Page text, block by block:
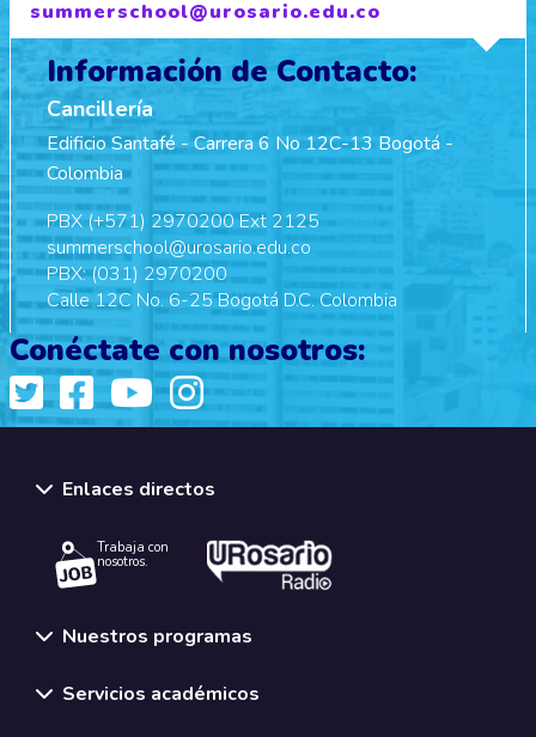
summerschool@urosario.edu.co
Información de Contacto:
Cancillería
Edificio Santafé - Carrera 6 No 12C-13 Bogotá -
Colombia
PBX (+571) 2970200 Ext 2125
summerschool@urosario.edu.co
PBX: (031) 2970200
Calle 12C No. 6-25 Bogotá D.C. Colombia
Conéctate con nosotros:
Enlaces directos
Trabaja con
nosotros.
Nuestros programas
Servicios académicos